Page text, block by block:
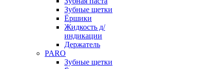
Зубные щетки
Ёршики
Жидкость д/
индикации
Держатель
PARO
Зубные щетки